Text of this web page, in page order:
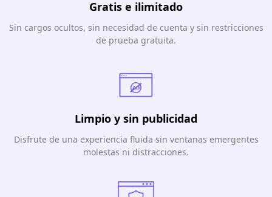
Gratis e ilimitado
Sin cargos ocultos, sin necesidad de cuenta y sin restricciones
de prueba gratuita.
Limpio y sin publicidad
Disfrute de una experiencia fluida sin ventanas emergentes
molestas ni distracciones.